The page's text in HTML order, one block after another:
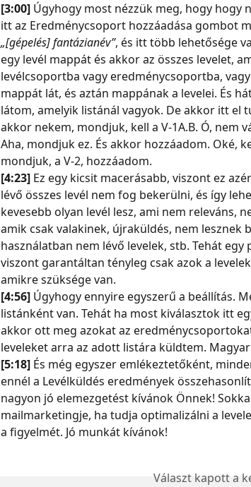
[3:00] Úgyhogy most nézzük meg, hogy hogy
itt az Eredménycsoport hozzáadása gombot
„[gépelés] fantázianév”, és itt több lehetősége
egy levél mappát és akkor az összes levelet,
levélcsoportba vagy eredménycsoportba,
mappát lát, és aztán mappának a levelei. És
látom, amelyik listánál vagyok. De akkor itt el
akkor nekem, mondjuk, kell a V-1A.B. Ó, nem
Aha, mondjuk ez. És akkor hozzáadom. Oké,
mondjuk, a V-2, hozzáadom.
[4:23] Ez egy kicsit macerásabb, viszont ez
lévő összes levél nem fog bekerülni, és így
kevesebb olyan levél lesz, ami nem releváns,
amik csak valakinek, újraküldés, nem lesznek
használatban nem lévő levelek, stb. Tehát
viszont garantáltan tényleg csak azok a
amikre szüksége van.
[4:56] Úgyhogy ennyire egyszerű a beállítás.
listánként van. Tehát ha most kiválasztok itt
akkor ott meg azokat az
leveleket arra az adott listára küldtem.
[5:18] És még egyszer emlékeztetőként,
ennél a Levélküldés eredmények
nagyon jó elemezgetést kívánok Önnek!
mailmarketingje, ha tudja optimalizálni a
a figyelmét. Jó munkát kívánok!
Választ kapott a